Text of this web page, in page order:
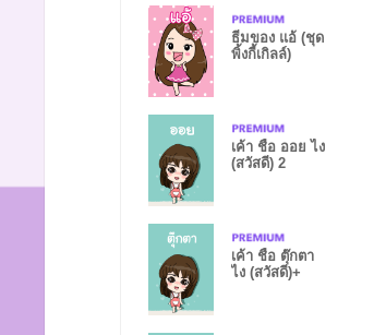
ธีมของ แอ้ (ชุด
พิ้งกี้เกิลล์)
เค้า ชื่อ ออย ไง
(สวัสดี) 2
เค้า ชื่อ ตุ๊กตา
ไง (สวัสดี)+